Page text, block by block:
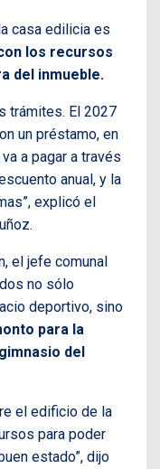
casa edilicia es
los recursos
del inmueble.
trámites. El 2027
un préstamo, en
a pagar a través
anual, y la
explicó el
el jefe comunal
no sólo
deportivo, sino
para la
del
el edificio de la
para poder
estado”, dijo